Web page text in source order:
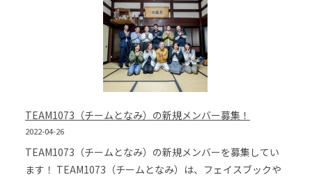
TEAM1073（チームとなみ）の新規メンバー募集！
2022-04-26
TEAM1073（チームとなみ）の新規メンバーを募集してい
ます！ TEAM1073（チームとなみ）は、フェイスブックや